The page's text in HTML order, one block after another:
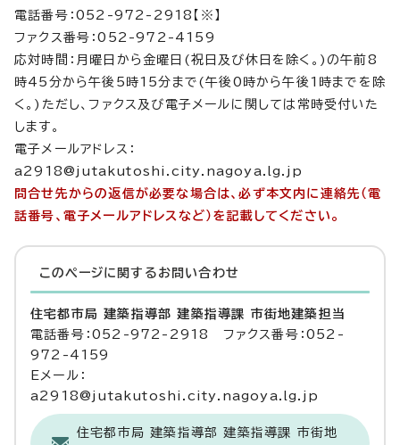
電話番号：052-972-2918【※】
ファクス番号：052-972-4159
応対時間：月曜日から金曜日(祝日及び休日を除く。)の午前8
時45分から午後5時15分まで(午後0時から午後1時までを除
く。)ただし、ファクス及び電子メールに関しては常時受付いた
します。
電子メールアドレス：
a2918@jutakutoshi.city.nagoya.lg.jp
問合せ先からの返信が必要な場合は、必ず本文内に連絡先（電
話番号、電子メールアドレスなど）を記載してください。
このページに関する お問い合わせ
住宅都市局 建築指導部 建築指導課 市街地建築担当
電話番号：052-972-2918 ファクス番号：052-
972-4159
Eメール：
a2918@jutakutoshi.city.nagoya.lg.jp
住宅都市局 建築指導部 建築指導課 市街地